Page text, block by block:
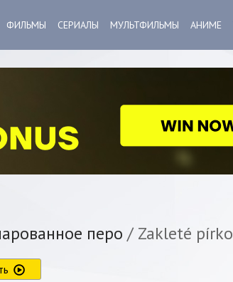
ФИЛЬМЫ СЕРИАЛЫ МУЛЬТФИЛЬМЫ АНИМЕ
перо / Zakleté pírko